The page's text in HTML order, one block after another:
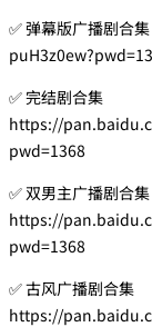
✅ 弹幕版广播剧合
✅ 完结剧合集
https://
pwd=1368
✅ 双男主广播剧合集
https://
pwd=1368
✅ 古风广播剧合集
https://